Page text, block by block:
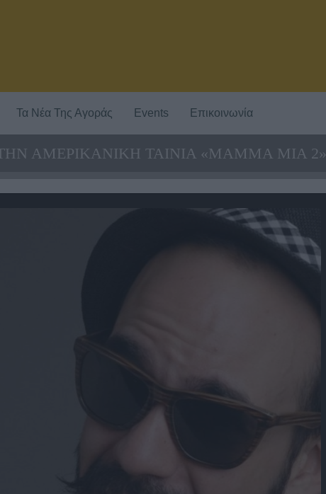
Τα Νέα Της Αγοράς Events Επικοινωνία
ΑΜΕΡΙΚΑΝΙΚΉ ΤΑΙΝΊΑ «MAMMA MIA 2»